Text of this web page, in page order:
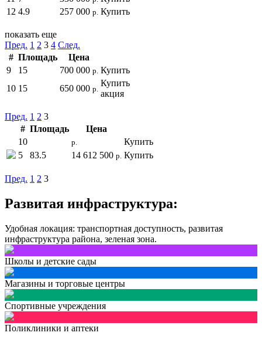
12 4.9 257 000 р. Купить
показать еще
Пред. 1 2 3 4 След.
# Площадь
Цена
9
15 700 000 р. Купить
10 15 650 000 р.
Купить
акция
Пред. 1 2 3
# Площадь
Цена
10
р.
Купить
5
83.5 14 612 500 р. Купить
Пред. 1 2 3
Развитая инфраструктура:
Удобная локация: транспортная доступность, развитая
инфраструктура района, зеленая зона.
Школы и детские сады
Магазины и торговые центры
Спортивные учреждения
Поликлиники и аптеки